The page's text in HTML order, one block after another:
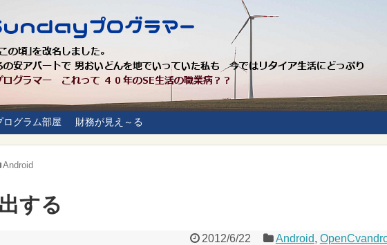
ログラム部屋 財務が見え～る
Android
する
2012/6/22 Android,